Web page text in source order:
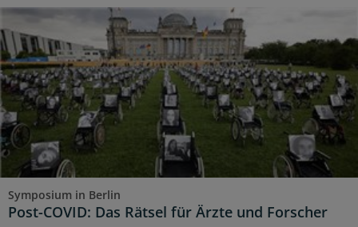
Symposium in Berlin
Post-COVID: Das Rätsel für Ärzte und Forscher